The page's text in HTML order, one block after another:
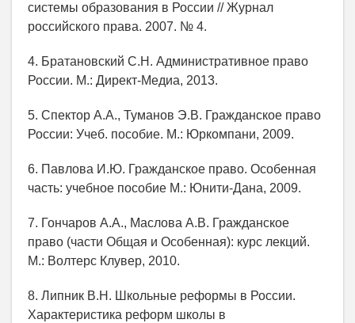
системы образования в России // Журнал
российского права. 2007. № 4.
4. Братановский С.Н. Административное право
России. М.: Директ-Медиа, 2013.
5. Спектор А.А., Туманов Э.В. Гражданское право
России: Учеб. пособие. М.: Юркомпани, 2009.
6. Павлова И.Ю. Гражданское право. Особенная
часть: учебное пособие М.: Юнити-Дана, 2009.
7. Гончаров А.А., Маслова А.В. Гражданское
право (части Общая и Особенная): курс лекций.
М.: Волтерс Клувер, 2010.
8. Липник В.Н. Школьные реформы в России.
Характеристика реформ школы в